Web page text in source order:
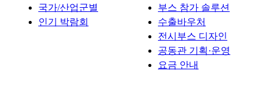
국가/산업군별
인기 박람회
부스 참가 솔루션
수출바우처
전시부스 디자인
공동관 기획·운영
요금 안내